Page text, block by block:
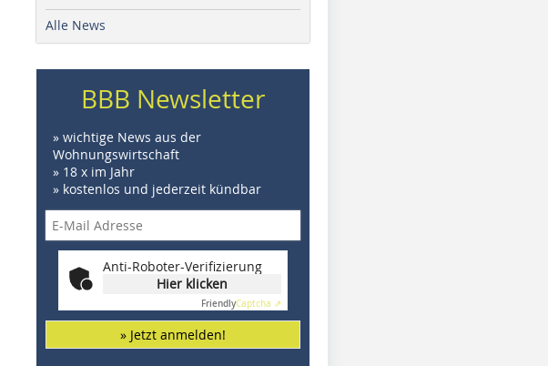
Alle News
BBB Newsletter
» wichtige News aus der
Wohnungswirtschaft
» 18 x im Jahr
» kostenlos und jederzeit kündbar
Anti-Roboter-Verifizierung
Hier klicken
FriendlyCaptcha ⇗
» Jetzt anmelden!